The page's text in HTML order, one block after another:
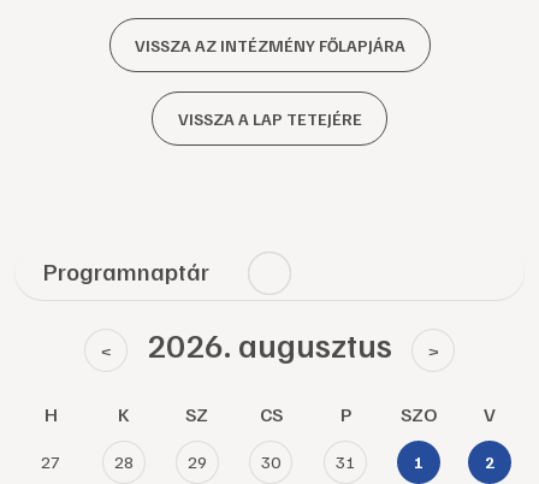
VISSZA AZ INTÉZMÉNY FŐLAPJÁRA
VISSZA A LAP TETEJÉRE
Programnaptár
< 2026. augusztus >
H K SZ CS P SZO V
27 28 29 30 31 1 2